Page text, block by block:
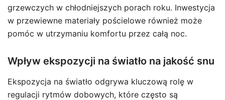
grzewczych w chłodniejszych porach roku. Inwestycja
w przewiewne materiały pościelowe również może
pomóc w utrzymaniu komfortu przez całą noc.
Wpływ ekspozycji na światło na jakość snu
Ekspozycja na światło odgrywa kluczową rolę w
regulacji rytmów dobowych, które często są